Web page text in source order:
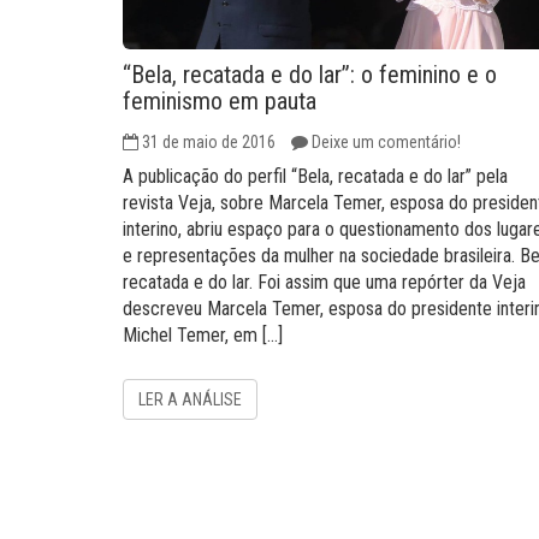
“Bela, recatada e do lar”: o feminino e o
feminismo em pauta
31 de maio de 2016 Deixe um comentário!
A publicação do perfil “Bela, recatada e do lar” pela
revista Veja, sobre Marcela Temer, esposa do
interino, abriu espaço para o questionamento dos
e representações da mulher na sociedade brasileira.
recatada e do lar. Foi assim que uma repórter da Veja
descreveu Marcela Temer, esposa do presidente
Michel Temer, em […]
LER A ANÁLISE